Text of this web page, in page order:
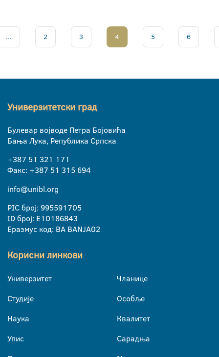
... 2 3 4 5 6
Универзитетски град
Булевар војводе Петра Бојовића
Бања Лука, Република Српска
+387 51 321 171
Факс: +387 51 315 694
info@unibl.org
PIC број: 995591705
ID број: E10186843
Еразмус код: BA BANJA02
Корисни линкови
Универзитет
Студије
Наука
Упис
Чланице
Особље
Квалитет
Сарадња